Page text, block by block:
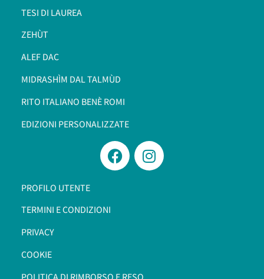
TESI DI LAUREA
ZEHÙT
ALEF DAC
MIDRASHÌM DAL TALMÙD
RITO ITALIANO BENÈ ROMI​
EDIZIONI PERSONALIZZATE
PROFILO UTENTE
TERMINI E CONDIZIONI
PRIVACY
COOKIE